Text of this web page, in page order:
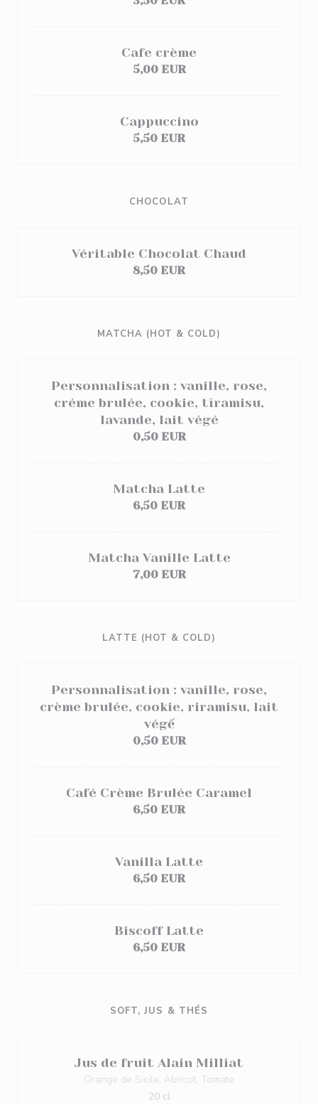
Cafe crème
5,00 EUR
Cappuccino
5,50 EUR
CHOCOLAT
Véritable Chocolat Chaud
8,50 EUR
MATCHA (HOT & COLD)
Personnalisation : vanille, rose,
créme brulée, cookie, tīramisu,
lavande, lait végé
0,50 EUR
Matcha Latte
6,50 EUR
Matcha Vanille Latte
7,00 EUR
LATTE (HOT & COLD)
Personnalisation : vanille, rose,
crème brulée, cookie, riramisu, lait
végế
0,50 EUR
Café Crème Brulée Caramel
6,50 EUR
Vanilla Latte
6,50 EUR
Biscoff Latte
6,50 EUR
SOFT, JUS & THÉS
Jus de fruit Alain Milliat
Orange de Sicile, Abricot, Tomate
20 cl